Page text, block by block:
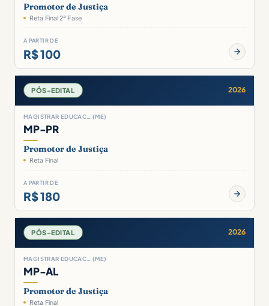
Promotor de Justiça
Reta Final 2ª Fase
A PARTIR DE
R$ 100
PÓS-EDITAL 2026
MAGISTRAR EDUCAC… (ME)
MP-PR
Promotor de Justiça
Reta Final
A PARTIR DE
R$ 180
PÓS-EDITAL 2026
MAGISTRAR EDUCAC… (ME)
MP-AL
Promotor de Justiça
Reta Final